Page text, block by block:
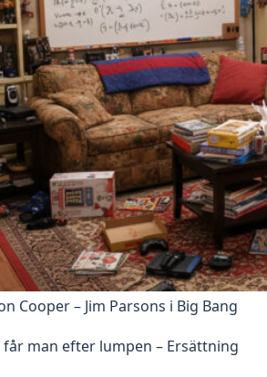
Cooper – Jim Parsons i Big Bang
man efter lumpen – Ersättning